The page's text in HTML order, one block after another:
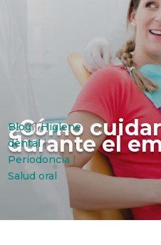
¿Cómo
durante el
09/03/2022
Blog|Higiene
dental|
Periodoncia |
Salud oral